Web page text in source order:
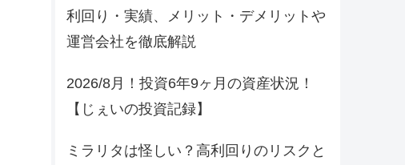
利回り・実績、メリット・デメリットや
運営会社を徹底解説
2026/8月！投資6年9ヶ月の資産状況！
【じぇいの投資記録】
ミラリタは怪しい？高利回りのリスクと